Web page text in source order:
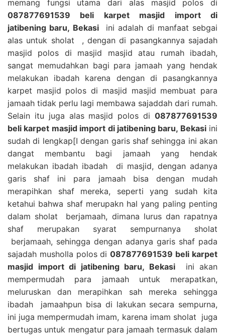
memang fungsi utama dari alas masjid polos di
087877691539 beli karpet masjid import di
jatibening baru, Bekasiini adalah di manfaat sebgai
alas untuk sholat , dengan di pasangkannya sajadah
masjid polos di masjid masjid atau rumah ibadah,
sangat memudahkan bagi para jamaah yang hendak
melakukan ibadah karena dengan di pasangkannya
karpet masjid polos di masjid masjid membuat para
jamaah tidak perlu lagi membawa sajaddah dari rumah.
Selain itu juga alas masjid polos di 087877691539
beli karpet masjid import di jatibening baru, Bekasiini
sudah di lengkap[I dengan garis shaf sehingga ini akan
dangat membantu bagi jamaah yang hendak
melakukan ibadah ibadah di masjid, dengan adanya
garis shaf ini para jamaah bisa dengan mudah
merapihkan shaf mereka, seperti yang sudah kita
ketahui bahwa shaf merupakn hal yang paling penting
dalam sholat berjamaah, dimana lurus dan rapatnya
shaf merupakan syarat sempurnanya sholat
berjamaah, sehingga dengan adanya garis shaf pada
sajadah musholla polos di087877691539 beli karpet
masjid import di jatibening baru, Bekasiini akan
mempermudah para jamaah untuk merapatkan,
meluruskan dan merapihkan sah mereka sehingga
ibadah jamaahpun bisa di lakukan secara sempurna,
ini juga mempermudah imam, karena imam sholat juga
bertugas untuk mengatur para jamaah termasuk dalam